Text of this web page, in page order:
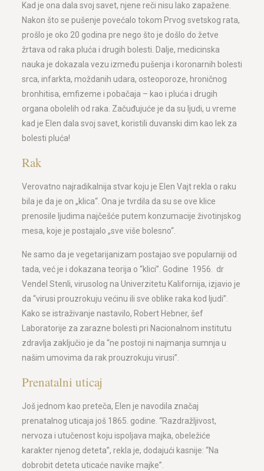
Kad je ona dala svoj savet, njene reči nisu lako zapažene.
Nakon što se pušenje povećalo tokom Prvog svetskog rata,
prošlo je oko 20 godina pre nego što je došlo do žetve
žrtava od raka pluća i drugih bolesti. Dalje, medicinska
nauka je dokazala vezu između pušenja i koronarnih bolesti
srca, infarkta, moždanih udara, osteoporoze, hroničnog
bronhitisa, emfizeme i pobačaja – kao i pluća i drugih
organa obolelih od raka. Začuđujuće je da su ljudi, u vreme
kad je Elen dala svoj savet, koristili duvanski dim kao lek za
bolesti pluća!
Rak
Verovatno najradikalnija stvar koju je Elen Vajt rekla o raku
bila je da je on „klica“. Ona je tvrdila da su se ove klice
prenosile ljudima najčešće putem konzumacije životinjskog
mesa, koje je postajalo „sve više bolesno“.
Ne samo da je vegetarijanizam postajao sve popularniji od
tada, već je i dokazana teorija o “klici”. Godine 1956. dr
Vendel Stenli, virusolog na Univerzitetu Kalifornija, izjavio je
da “virusi prouzrokuju većinu ili sve oblike raka kod ljudi”.
Kako se istraživanje nastavilo, Robert Hebner, šef
Laboratorije za zarazne bolesti pri Nacionalnom institutu
zdravlja zaključio je da “ne postoji ni najmanja sumnja u
našim umovima da rak prouzrokuju virusi”.
Prenatalni uticaj
Još jednom kao preteča, Elen je navodila značaj
prenatalnog uticaja još 1865. godine. “Razdražljivost,
nervoza i utučenost koju ispoljava majka, obeležiće
karakter njenog deteta”, rekla je, dodajući kasnije: “Na
dobrobit deteta uticaće navike majke”.